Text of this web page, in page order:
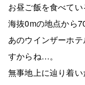
お昼ご飯を食べて
海抜0mの地点から
あのウインザーホ
すからね…。
無事地上に辿り着